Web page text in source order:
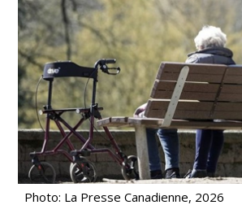
Photo: La Presse Canadienne, 2026